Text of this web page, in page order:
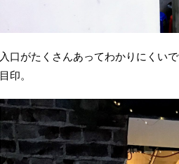
入口がたくさんあってわかりにくい
目印。